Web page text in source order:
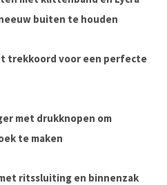
buiten te houden
trekkoord voor een perfecte
met drukknopen om
te maken
ritssluiting en binnenzak